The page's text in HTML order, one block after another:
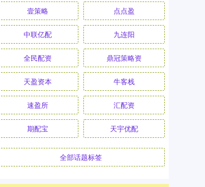
壹策略 点点盈
中联亿配 九连阳
全民配资 鼎冠策略资
天盈资本 牛客栈
速盈所 汇配资
期配宝 天宇优配
全部话题标签